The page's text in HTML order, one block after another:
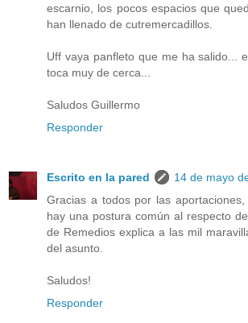
escarnio, los pocos espacios que
han llenado de cutremercadillos.
Uff vaya panfleto que me ha salido...
toca muy de cerca...
Saludos Guillermo
Responder
Escrito en la pared
14 de mayo
Gracias a todos por las
hay una postura común al respecto
de Remedios explica a las mil
del asunto.
Saludos!
Responder